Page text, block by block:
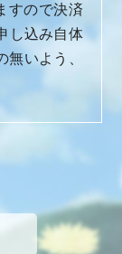
すので決済
し込み自体
いよう、